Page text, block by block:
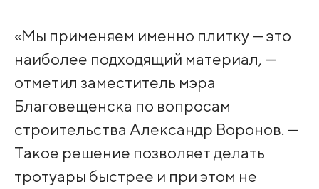
«Мы применяем именно плитку — это
наиболее подходящий материал, —
отметил заместитель мэра
Благовещенска по вопросам
строительства Александр Воронов. —
Такое решение позволяет делать
тротуары быстрее и при этом не